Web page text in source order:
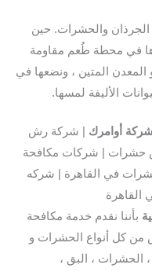
والحشرات. حين
في محطة طُعم مقاومة
المتين ، ونضعها في
الأليفة لمسها.
أوامرك | شركة رش
حشرات | شركات مكافحة
في القاهرة | شركه
بأننا نقدم خدمة مكافحة
من كل أنواع الحشرات و
الحشرات ، البق ،